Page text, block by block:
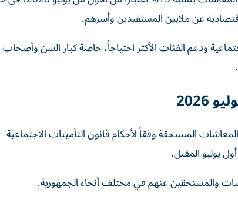
عن ملايين المستفيدين وأسرهم.
ودعم الفئات الأكثر احتياجاً، خاصة كبار السن وأصحاب
الصادر اليوم الأربعاء 24 يونيو 2026 على زيادة المعاشات المستحقة وفقاً لأحكام قانون التأمينات الاجتماعية
والمستحقين عنهم في مختلف أنحاء الجمهورية.